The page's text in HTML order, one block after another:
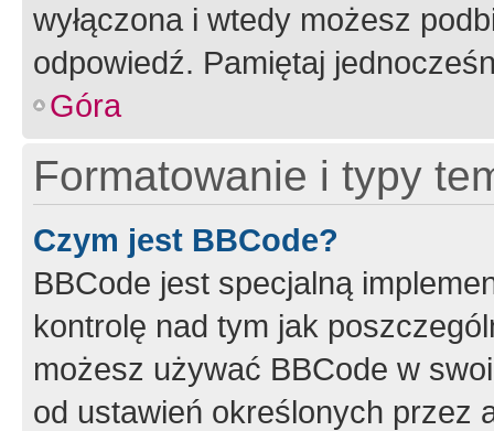
wyłączona i wtedy możesz
odpowiedź. Pamiętaj
Góra
Formatowanie i typy
Czym jest BBCode?
BBCode jest specjalną
kontrolę nad tym jak
możesz używać BBCode w
od ustawień określonych przez